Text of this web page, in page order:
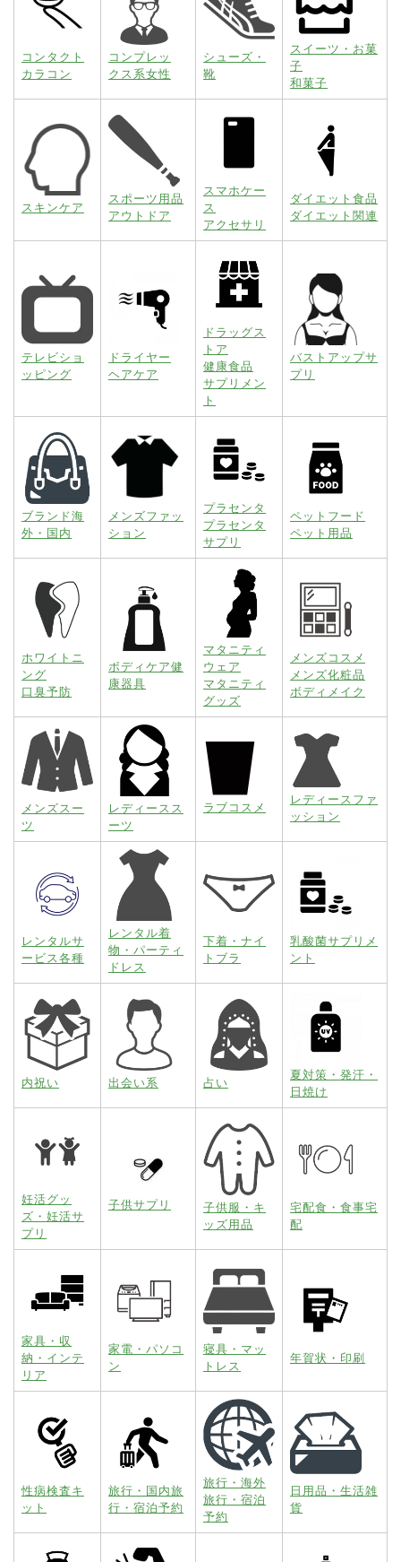
コンタクト
カラコン
コンプレッ
クス系女性
シューズ・
靴
スイーツ・お菓
子
和菓子
スキンケア
スポーツ用品
アウトドア
スマホケー
ス
アクセサリ
ダイエット食品
ダイエット関連
テレビショ
ッピング
ドライヤー
ヘアケア
ドラッグス
トア
健康食品
サプリメン
ト
バストアップサ
プリ
ブランド海
外・国内
メンズファッ
ション
プラセンタ
プラセンタ
サプリ
ペットフード
ペット用品
ホワイトニ
ング
口臭予防
ボディケア健
康器具
マタニティ
ウェア
マタニティ
グッズ
メンズコスメ
メンズ化粧品
ボディメイク
メンズスー
ツ
レディースス
ーツ
ラブコスメ
レディースファ
ッション
レンタルサ
ービス各種
レンタル着
物・パーティ
ドレス
下着・ナイ
トブラ
乳酸菌サプリメ
ント
内祝い 出会い系 占い
夏対策・発汗・
日焼け
妊活グッ
ズ・妊活サ
プリ
子供サプリ
子供服・キ
ッズ用品
宅配食・食事宅
配
家具・収
納・インテ
リア
家電・パソコ
ン
寝具・マッ
トレス
年賀状・印刷
性病検査キ
ット
旅行・国内旅
行・宿泊予約
旅行・海外
旅行・宿泊
予約
日用品・生活雑
貨